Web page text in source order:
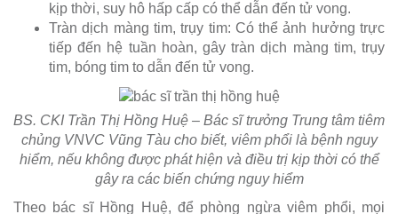
kịp thời, suy hô hấp cấp có thể dẫn đến tử vong.
Tràn dịch màng tim, trụy tim: Có thể ảnh hưởng trực
tiếp đến hệ tuần hoàn, gây tràn dịch màng tim, trụy
tim, bóng tim to dẫn đến tử vong.
BS. CKI Trần Thị Hồng Huệ – Bác sĩ trưởng Trung tâm tiêm
chủng VNVC Vũng Tàu cho biết, viêm phổi là bệnh nguy
hiểm, nếu không được phát hiện và điều trị kịp thời có thể
gây ra các biến chứng nguy hiểm
Theo bác sĩ Hồng Huệ, để phòng ngừa viêm phổi, mọi